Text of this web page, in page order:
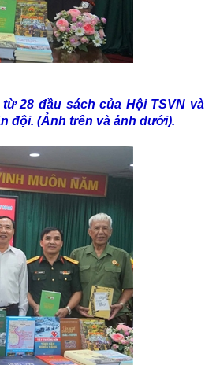
28 đầu sách của Hội TSVN và
đội. (Ảnh trên và ảnh dưới).